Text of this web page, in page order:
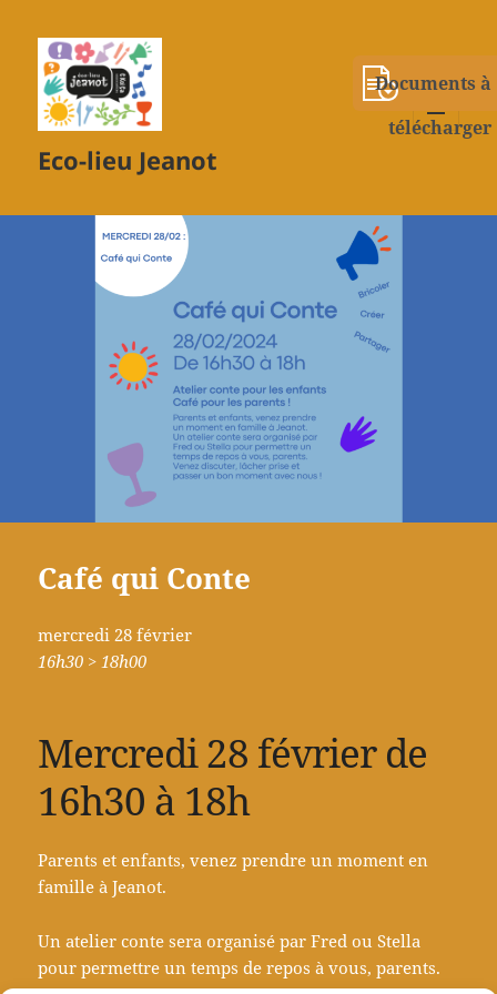
Eco-lieu Jeanot
MENU
Café qui Conte
mercredi 28 février
16h30 > 18h00
Mercredi 28 février de
16h30 à 18h
Parents et enfants, venez prendre un moment en
famille à Jeanot.
Un atelier conte sera organisé par Fred ou Stella
pour permettre un temps de repos à vous, parents.
Documents à
télécharger